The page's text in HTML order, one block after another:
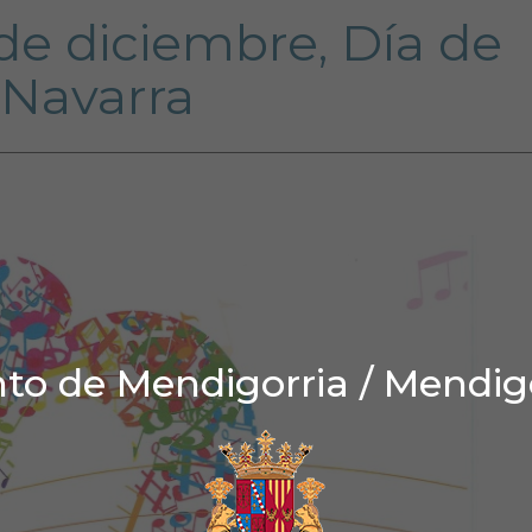
de Mendigorria /
diciembre, Día de
Navarra